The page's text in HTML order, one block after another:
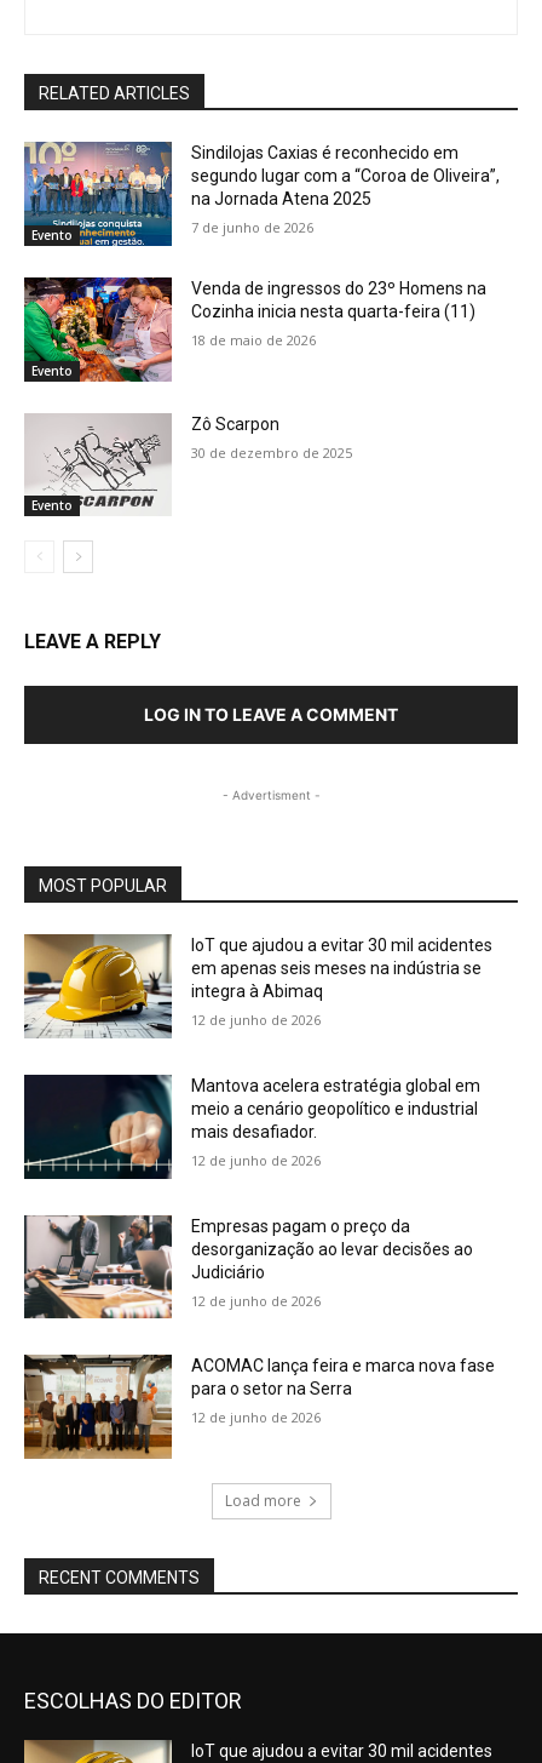
RELATED ARTICLES
Evento
Sindilojas Caxias é reconhecido em
segundo lugar com a “Coroa de Oliveira”,
na Jornada Atena 2025
7 de junho de 2026
Evento
Venda de ingressos do 23º Homens na
Cozinha inicia nesta quarta-feira (11)
18 de maio de 2026
Evento
Zô Scarpon
30 de dezembro de 2025
LEAVE A REPLY
LOG IN TO LEAVE A COMMENT
- Advertisment -
MOST POPULAR
IoT que ajudou a evitar 30 mil acidentes
em apenas seis meses na indústria se
integra à Abimaq
12 de junho de 2026
Mantova acelera estratégia global em
meio a cenário geopolítico e industrial
mais desafiador.
12 de junho de 2026
Empresas pagam o preço da
desorganização ao levar decisões ao
Judiciário
12 de junho de 2026
ACOMAC lança feira e marca nova fase
para o setor na Serra
12 de junho de 2026
Load more
RECENT COMMENTS
ESCOLHAS DO EDITOR
IoT que ajudou a evitar 30 mil acidentes